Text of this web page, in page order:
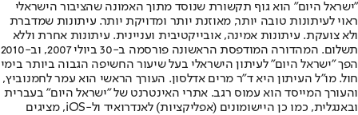
"ישראל היום" הוא גוף תקשורת שנוסד מתוך האמונה שהציבור הישראלי
ראוי לעיתונות טובה יותר, מאוזנת יותר ומדויקת יותר. עיתונות שמדברת
ולא צועקת. עיתונות אמינה, אובייקטיבית ועניינית. עיתונות אחרת וללא
תשלום. המהדורה המודפסת הראשונה פורסמה ב-30 ביולי 2007, וב-2010
הפך "ישראל היום" לעיתון הישראלי בעל שיעור החשיפה הגבוה ביותר בימי
חול. מו"ל העיתון היא ד"ר מרים אדלסון. העורך הראשי הוא עמר לחמנוביץ,
והעורך המייסד הוא עמוס רגב. אתרי האינטרנט של "ישראל היום" בעברית
ובאנגלית, כמו כן היישומונים (אפליקציות) לאנדרואיד ול-iOS, מציגים